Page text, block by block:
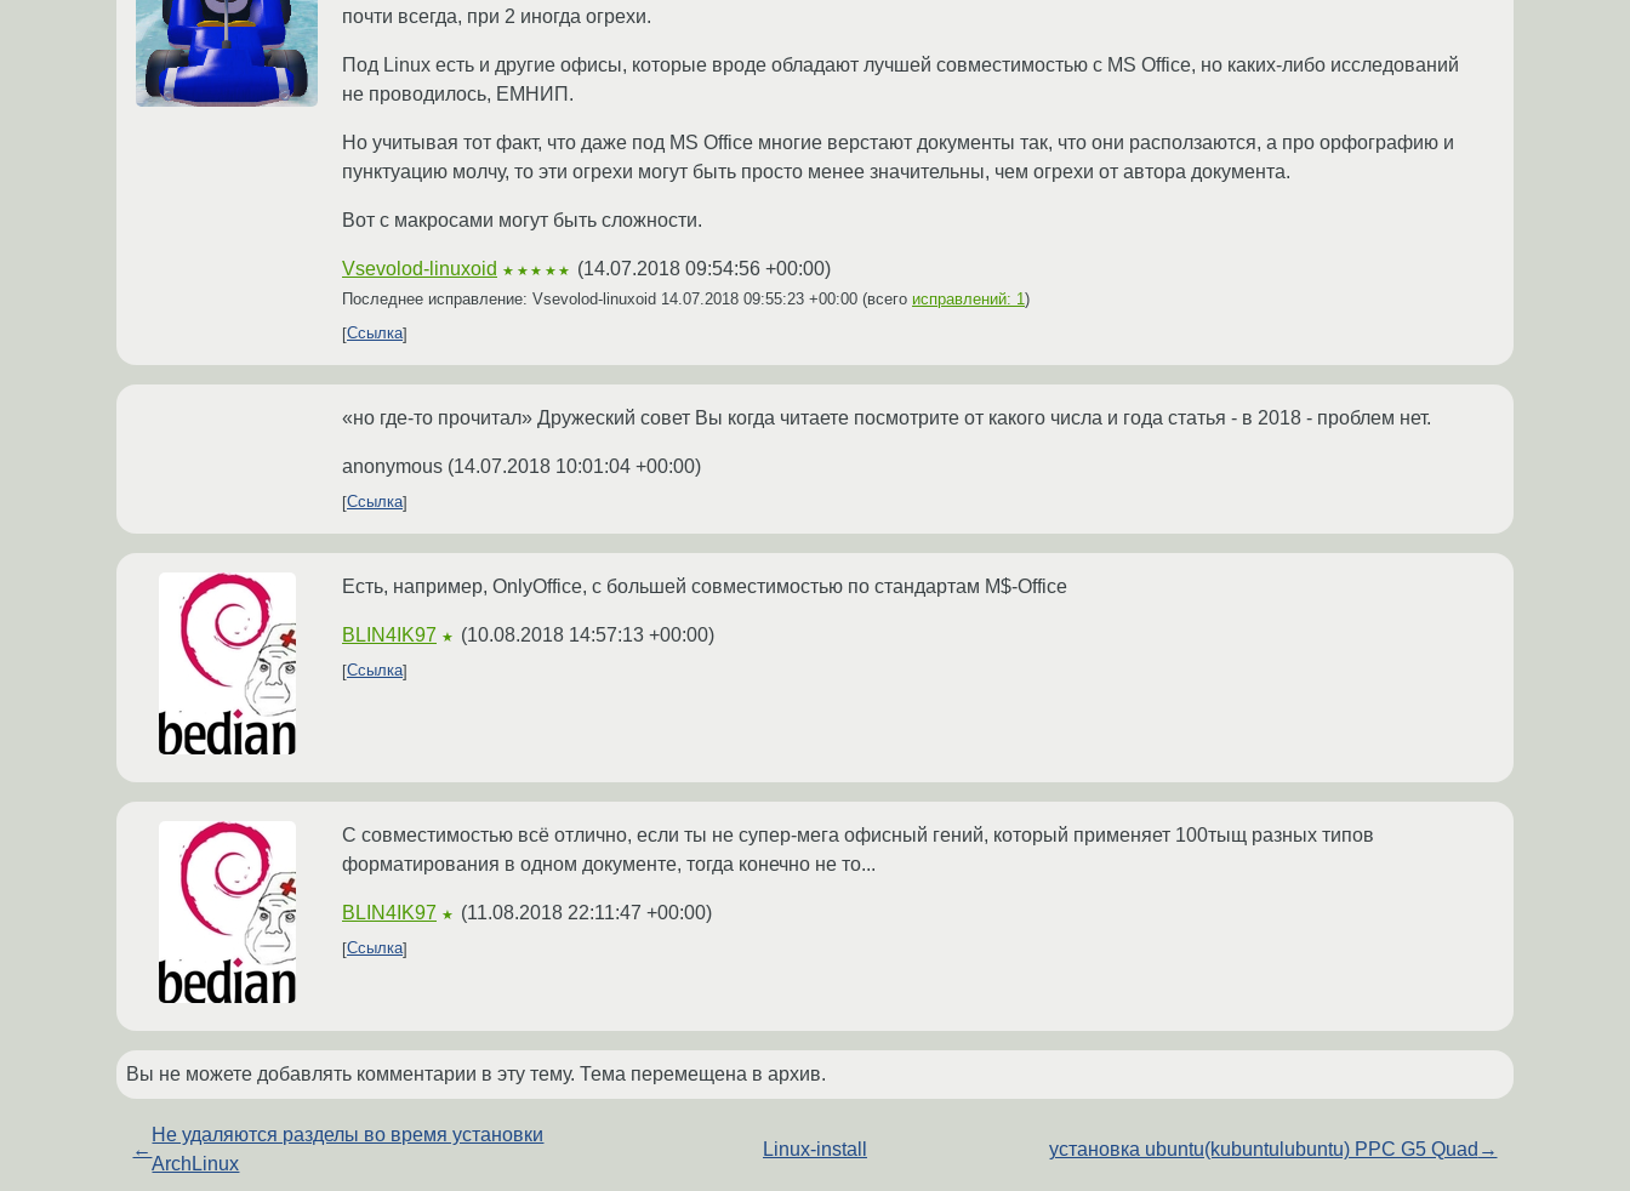
почти всегда, при 2 иногда огрехи.
Под Linux есть и другие офисы, которые вроде обладают лучшей совместимостью с MS Office, но каких-либо исследований
не проводилось, ЕМНИП.
Но учитывая тот факт, что даже под MS Office многие верстают документы так, что они расползаются, а про орфографию и
пунктуацию молчу, то эти огрехи могут быть просто менее значительны, чем огрехи от автора документа.
Вот с макросами могут быть сложности.
Vsevolod-linuxoid ★★★★★ (14.07.2018 09:54:56 +00:00)
Последнее исправление: Vsevolod-linuxoid 14.07.2018 09:55:23 +00:00 (всего исправлений: 1 )
Ссылка
«но где-то прочитал» Дружеский совет Вы когда читаете посмотрите от какого числа и года статья - в 2018 - проблем нет.
anonymous (14.07.2018 10:01:04 +00:00)
Ссылка
Есть, например, OnlyOffice, с большей совместимостью по стандартам M$-Office
BLIN4IK97 ★ (10.08.2018 14:57:13 +00:00)
Ссылка
С совместимостью всё отлично, если ты не супер-мега офисный гений, который применяет 100тыщ разных типов
форматирования в одном документе, тогда конечно не то...
BLIN4IK97 ★ (11.08.2018 22:11:47 +00:00)
Ссылка
Вы не можете добавлять комментарии в эту тему. Тема перемещена в архив.
←
Не удаляются разделы во время установки
ArchLinux
Linux-install установка ubuntu(kubuntulubuntu) PPC G5 Quad →